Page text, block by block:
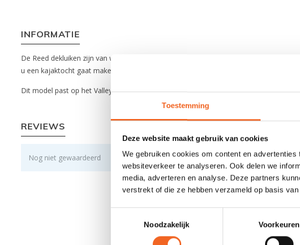
Toestemming
Deze website maakt gebruik van cookies
We gebruiken cookies om content en
websiteverkeer te analyseren. Ook delen we
media, adverteren en analyse. Deze partners
verstrekt of die ze hebben verzameld op basis
Noodzakelijk
Voorkeuren
INFORMATIE
De Reed dekluiken zijn van waterdicht aquatherm en worden op hun plaats
u een kajaktocht gaat maken.
Dit model past op het Valley ovaalluik (42.5/24 cm).
REVIEWS
Nog niet gewaardeerd
0
JE